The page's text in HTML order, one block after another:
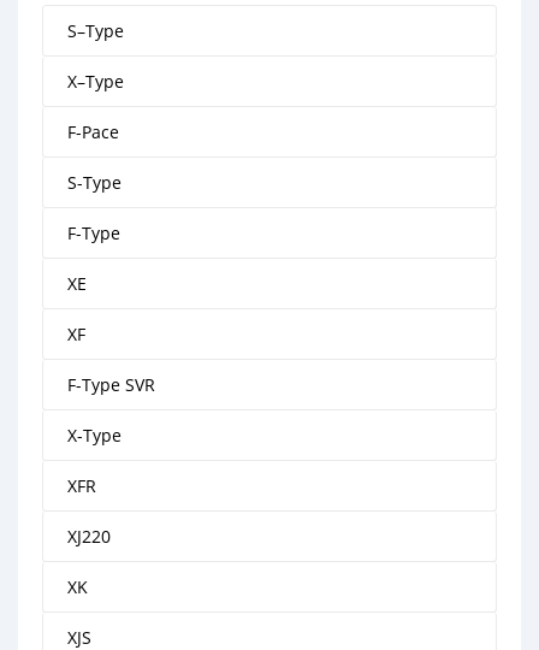
S–Type
X–Type
F-Pace
S-Type
F-Type
XE
XF
F-Type SVR
X-Type
XFR
XJ220
XK
XJS